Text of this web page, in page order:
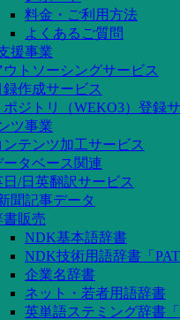
料金・ご利用方法
よくあるご質問
援事業
ウトソーシングサービス
録作成サービス
ポジトリ（WEKO3）登録
ツ事業
ンテンツ加工サービス
ータベース関連
日/日英翻訳サービス
聞記事データ
書販売
NDK基本語辞書
NDK技術用語辞書「
企業名辞書
ネット・若者用語辞書
英単語ステミング辞書